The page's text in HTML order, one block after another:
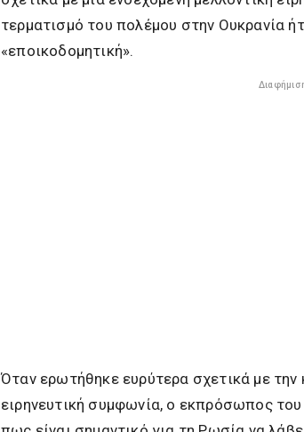
τερματισμό του πολέμου στην Ουκρανία
«εποικοδομητική».
Όταν ερωτήθηκε ευρύτερα σχετικά με
ειρηνευτική συμφωνία, ο εκπρόσωπος